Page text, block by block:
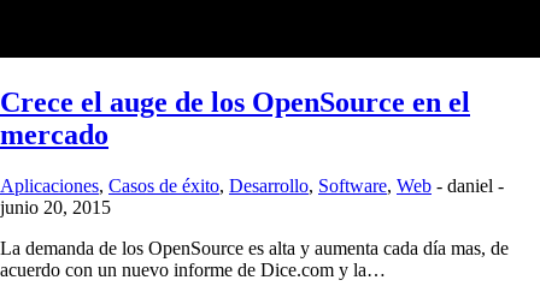
Crece el auge de los OpenSource en el
mercado
Aplicaciones, Casos de éxito, Desarrollo, Software, Web - daniel -
junio 20, 2015
La demanda de los OpenSource es alta y aumenta cada día mas, de
acuerdo con un nuevo informe de Dice.com y la…